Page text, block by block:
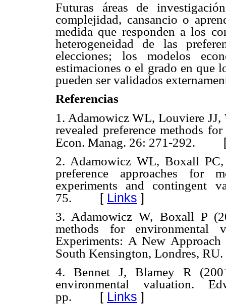
Futuras áreas de
complejidad, cansancio o
medida que responden a los
heterogeneidad de las
elecciones; los modelos
estimaciones o el grado en que
pueden ser validados
Referencias
1. Adamowicz WL, Louviere
revealed preference methods
Econ. Manag. 26: 271-292.
2. Adamowicz WL, Boxall
preference approaches for
experiments and contingent
75. [ Links ]
3. Adamowicz W, Boxall P
methods for environmental
Experiments: A New
South Kensington, Londres, RU.
4. Bennet J, Blamey R
environmental valuation.
pp. [ Links ]